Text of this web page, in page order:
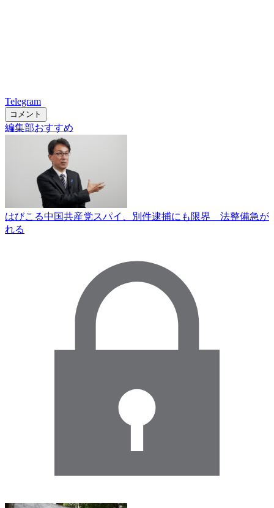
Telegram
コメント
編集部おすすめ
はびこる中国共産党スパイ、別件逮捕にも限界 法整備急が
れる